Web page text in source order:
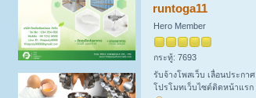
runtoga11
Hero Member
กระทู้: 7693
รับจ้างโพสเว็บ เลื่อนประกาศ
โปรโมทเว็บไซต์ติดหน้าแรก